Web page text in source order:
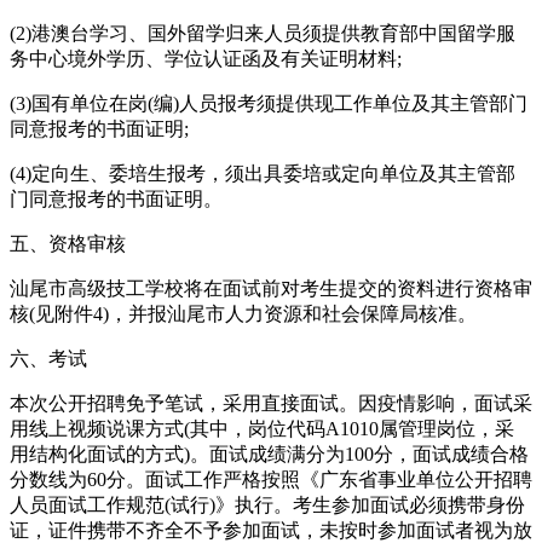
(2)港澳台学习、国外留学归来人员须提供教育部中国留学服
务中心境外学历、学位认证函及有关证明材料;
(3)国有单位在岗(编)人员报考须提供现工作单位及其主管部门
同意报考的书面证明;
(4)定向生、委培生报考，须出具委培或定向单位及其主管部
门同意报考的书面证明。
五、资格审核
汕尾市高级技工学校将在面试前对考生提交的资料进行资格审
核(见附件4)，并报汕尾市人力资源和社会保障局核准。
六、考试
本次公开招聘免予笔试，采用直接面试。因疫情影响，面试采
用线上视频说课方式(其中，岗位代码A1010属管理岗位，采
用结构化面试的方式)。面试成绩满分为100分，面试成绩合格
分数线为60分。面试工作严格按照《广东省事业单位公开招聘
人员面试工作规范(试行)》执行。考生参加面试必须携带身份
证，证件携带不齐全不予参加面试，未按时参加面试者视为放